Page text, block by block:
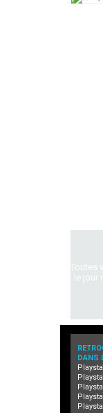
Toutes
le jour
DANS